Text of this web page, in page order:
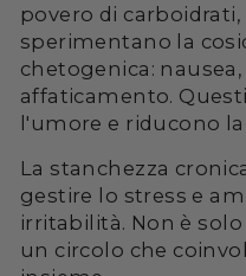
povero di
sperimentano la
chetogenica:
affaticamento.
l'umore e riducono
La stanchezza
gestire lo stress e
irritabilità. Non è
un circolo che